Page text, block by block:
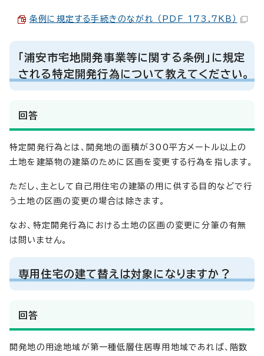
条例に規定する手続きのながれ （PDF 173.7KB）
「浦安市宅地開発事業等に関する条例」に規定
される特定開発行為について教えてください。
回答
特定開発行為とは、開発地の面積が300平方メートル以上の
土地を建築物の建築のために区画を変更する行為を指します。
ただし、主として自己用住宅の建築の用に供する目的などで行
う土地の区画の変更の場合は除きます。
なお、特定開発行為における土地の区画の変更に分筆の有無
は問いません。
専用住宅の建て替えは対象になりますか？
回答
開発地の用途地域が第一種低層住居専用地域であれば、階数